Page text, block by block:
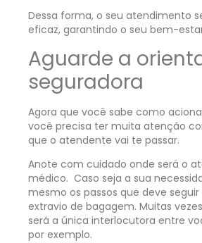
Dessa forma, o seu atendimento
eficaz, garantindo o seu bem-
Aguarde a
seguradora
Agora que você sabe como
você precisa ter muita atenção
que o atendente vai te passar.
Anote com cuidado onde será o
médico. Caso seja a sua
mesmo os passos que deve
extravio de bagagem. Muitas
será a única interlocutora entre
por exemplo.